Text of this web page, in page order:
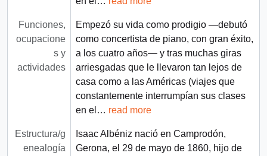
Funciones,
ocupacione
s y
actividades
Empezó su vida como prodigio —debutó
como concertista de piano, con gran éxito,
a los cuatro años— y tras muchas giras
arriesgadas que le llevaron tan lejos de
casa como a las Américas (viajes que
constantemente interrumpían sus clases
en el … read more
Estructura/g
enealogía
Isaac Albéniz nació en Camprodón,
Gerona, el 29 de mayo de 1860, hijo de